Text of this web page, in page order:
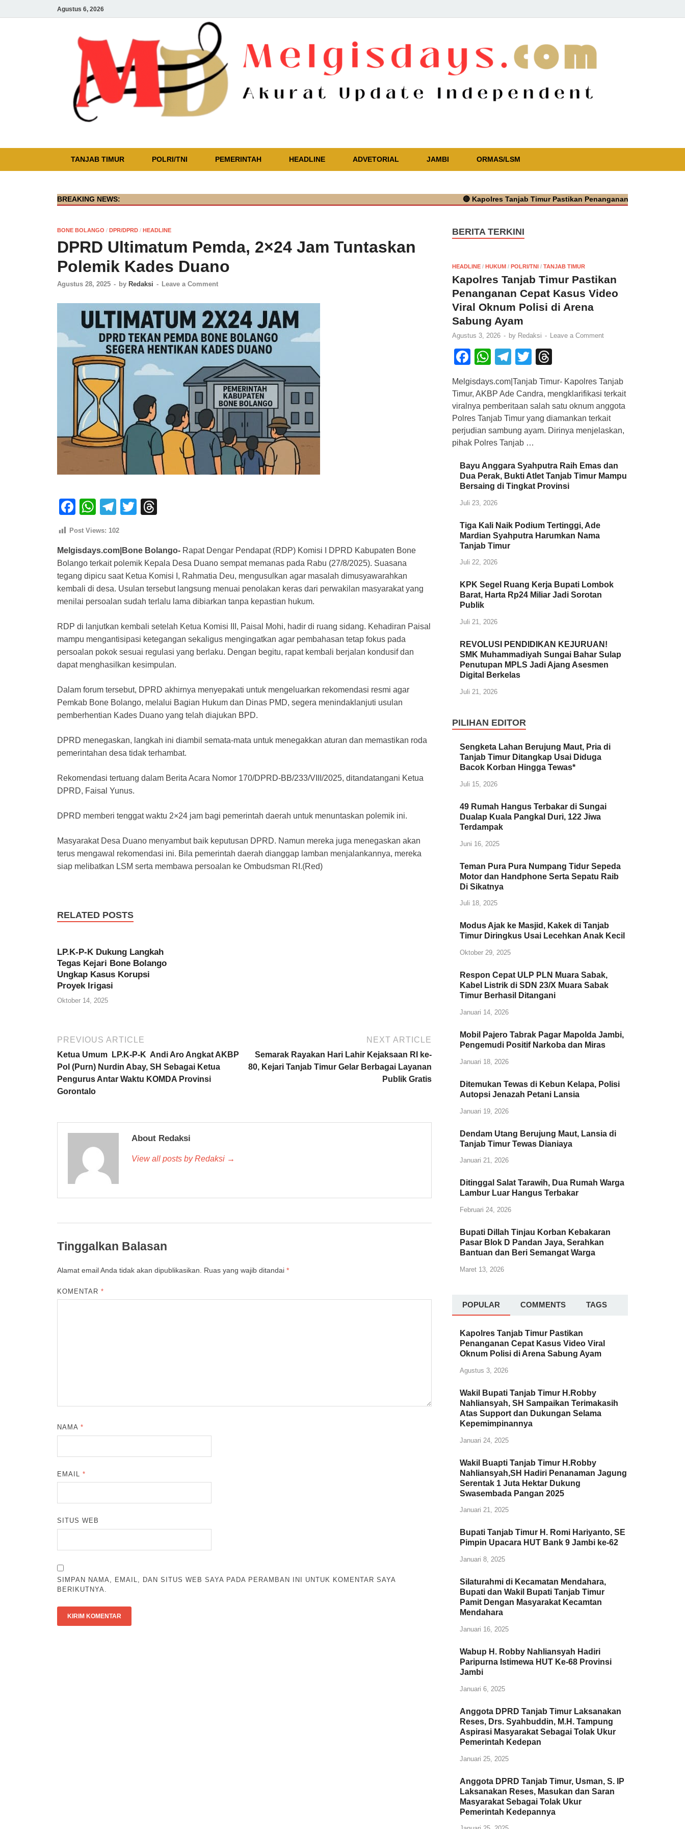
Agustus 6, 2026
Akurat Update Independent
TANJAB TIMUR
POLRI/TNI PEMERINTAH HEADLINE ADVETORIAL JAMBI ORMAS/LSM
BREAKING NEWS: Kapolres Tanjab Timur Pastikan Penanganan Cepat Kasus Video
BONE BOLANGO / DPR/DPRD / HEADLINE
DPRD Ultimatum Pemda, 2×24 Jam Tuntaskan
Polemik Kades Duano
Agustus 28, 2025 - by Redaksi - Leave a Comment
F
a
e
b
o
o
k
W
s
A
p
p
T
el
gr
a
m
T
er a
d
s
Post Views: 102
Melgisdays.com|Bone Bolango- Rapat Dengar Pendapat (RDP) Komisi I DPRD Kabupaten Bone
Bolango terkait polemik Kepala Desa Duano sempat memanas pada Rabu (27/8/2025). Suasana
tegang dipicu saat Ketua Komisi I, Rahmatia Deu, mengusulkan agar masalah dimusyawarahkan
kembali di desa. Usulan tersebut langsung menuai penolakan keras dari perwakilan masyarakat yang
menilai persoalan sudah terlalu lama dibiarkan tanpa kepastian hukum.
RDP di lanjutkan kembali setelah Ketua Komisi III, Paisal Mohi, hadir di ruang sidang. Kehadiran Paisal
mampu mengantisipasi ketegangan sekaligus mengingatkan agar pembahasan tetap fokus pada
persoalan pokok sesuai regulasi yang berlaku. Dengan begitu, rapat kembali berjalan kondusif dan
dapat menghasilkan kesimpulan.
Dalam forum tersebut, DPRD akhirnya menyepakati untuk mengeluarkan rekomendasi resmi agar
Pemkab Bone Bolango, melalui Bagian Hukum dan Dinas PMD, segera menindaklanjuti usulan
pemberhentian Kades Duano yang telah diajukan BPD.
DPRD menegaskan, langkah ini diambil semata-mata untuk menegakkan aturan dan memastikan roda
pemerintahan desa tidak terhambat.
Rekomendasi tertuang dalam Berita Acara Nomor 170/DPRD-BB/233/VIII/2025, ditandatangani Ketua
DPRD, Faisal Yunus.
DPRD memberi tenggat waktu 2×24 jam bagi pemerintah daerah untuk menuntaskan polemik ini.
Masyarakat Desa Duano menyambut baik keputusan DPRD. Namun mereka juga menegaskan akan
terus mengawal rekomendasi ini. Bila pemerintah daerah dianggap lamban menjalankannya, mereka
siap melibatkan LSM serta membawa persoalan ke Ombudsman RI.(Red)
RELATED POSTS
LP.K-P-K Dukung Langkah
Tegas Kejari Bone Bolango
Ungkap Kasus Korupsi
Proyek Irigasi
Oktober 14, 2025
PREVIOUS ARTICLE
Ketua Umum LP.K-P-K Andi Aro Angkat AKBP
Pol (Purn) Nurdin Abay, SH Sebagai Ketua
Pengurus Antar Waktu KOMDA Provinsi
Gorontalo
NEXT ARTICLE
Semarak Rayakan Hari Lahir Kejaksaan RI ke-
80, Kejari Tanjab Timur Gelar Berbagai Layanan
Publik Gratis
About Redaksi
View all posts by Redaksi →
Tinggalkan Balasan
Alamat email Anda tidak akan dipublikasikan. Ruas yang wajib ditandai *
KOMENTAR*
NAMA*
EMAIL*
SITUS WEB
SIMPAN NAMA, EMAIL, DAN SITUS WEB SAYA PADA PERAMBAN INI UNTUK KOMENTAR SAYA
BERIKUTNYA.
BERITA TERKINI
HEADLINE /HUKUM /POLRI/TNI /TANJAB TIMUR
Kapolres Tanjab Timur Pastikan
Penanganan Cepat Kasus Video
Viral Oknum Polisi di Arena
Sabung Ayam
Agustus 3, 2026 - by Redaksi - Leave a Comment
F
c
e
b
o
k
W
at
s
A
p
T
e
gr
a
m
T
tt
er
e
a
d
s
Melgisdays.com|Tanjab Timur- Kapolres Tanjab
Timur, AKBP Ade Candra, mengklarifikasi terkait
viralnya pemberitaan salah satu oknum anggota
Polres Tanjab Timur yang diamankan terkait
perjudian sambung ayam. Dirinya menjelaskan,
pihak Polres Tanjab …
Bayu Anggara Syahputra Raih Emas dan
Dua Perak, Bukti Atlet Tanjab Timur Mampu
Bersaing di Tingkat Provinsi
Juli 23, 2026
Tiga Kali Naik Podium Tertinggi, Ade
Mardian Syahputra Harumkan Nama
Tanjab Timur
Juli 22, 2026
KPK Segel Ruang Kerja Bupati Lombok
Barat, Harta Rp24 Miliar Jadi Sorotan
Publik
Juli 21, 2026
REVOLUSI PENDIDIKAN KEJURUAN!
SMK Muhammadiyah Sungai Bahar Sulap
Penutupan MPLS Jadi Ajang Asesmen
Digital Berkelas
Juli 21, 2026
PILIHAN EDITOR
Sengketa Lahan Berujung Maut, Pria di
Tanjab Timur Ditangkap Usai Diduga
Bacok Korban Hingga Tewas*
Juli 15, 2026
49 Rumah Hangus Terbakar di Sungai
Dualap Kuala Pangkal Duri, 122 Jiwa
Terdampak
Juni 16, 2025
Teman Pura Pura Numpang Tidur Sepeda
Motor dan Handphone Serta Sepatu Raib
Di Sikatnya
Juli 18, 2025
Modus Ajak ke Masjid, Kakek di Tanjab
Timur Diringkus Usai Lecehkan Anak Kecil
Oktober 29, 2025
Respon Cepat ULP PLN Muara Sabak,
Kabel Listrik di SDN 23/X Muara Sabak
Timur Berhasil Ditangani
Januari 14, 2026
Mobil Pajero Tabrak Pagar Mapolda Jambi,
Pengemudi Positif Narkoba dan Miras
Januari 18, 2026
Ditemukan Tewas di Kebun Kelapa, Polisi
Autopsi Jenazah Petani Lansia
Januari 19, 2026
Dendam Utang Berujung Maut, Lansia di
Tanjab Timur Tewas Dianiaya
Januari 21, 2026
Ditinggal Salat Tarawih, Dua Rumah Warga
Lambur Luar Hangus Terbakar
Februari 24, 2026
Bupati Dillah Tinjau Korban Kebakaran
Pasar Blok D Pandan Jaya, Serahkan
Bantuan dan Beri Semangat Warga
Maret 13, 2026
POPULAR COMMENTS TAGS
Kapolres Tanjab Timur Pastikan
Penanganan Cepat Kasus Video Viral
Oknum Polisi di Arena Sabung Ayam
Agustus 3, 2026
Wakil Bupati Tanjab Timur H.Robby
Nahliansyah, SH Sampaikan Terimakasih
Atas Support dan Dukungan Selama
Kepemimpinannya
Januari 24, 2025
Wakil Buapti Tanjab Timur H.Robby
Nahliansyah,SH Hadiri Penanaman Jagung
Serentak 1 Juta Hektar Dukung
Swasembada Pangan 2025
Januari 21, 2025
Bupati Tanjab Timur H. Romi Hariyanto, SE
Pimpin Upacara HUT Bank 9 Jambi ke-62
Januari 8, 2025
Silaturahmi di Kecamatan Mendahara,
Bupati dan Wakil Bupati Tanjab Timur
Pamit Dengan Masyarakat Kecamtan
Mendahara
Januari 16, 2025
Wabup H. Robby Nahliansyah Hadiri
Paripurna Istimewa HUT Ke-68 Provinsi
Jambi
Januari 6, 2025
Anggota DPRD Tanjab Timur Laksanakan
Reses, Drs. Syahbuddin, M.H. Tampung
Aspirasi Masyarakat Sebagai Tolak Ukur
Pemerintah Kedepan
Januari 25, 2025
Anggota DPRD Tanjab Timur, Usman, S. IP
Laksanakan Reses, Masukan dan Saran
Masyarakat Sebagai Tolak Ukur
Pemerintah Kedepannya